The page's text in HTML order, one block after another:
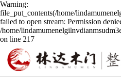
Warning:
file_put_contents(/home/
failed to open stream: Permission
/home/
on line 217